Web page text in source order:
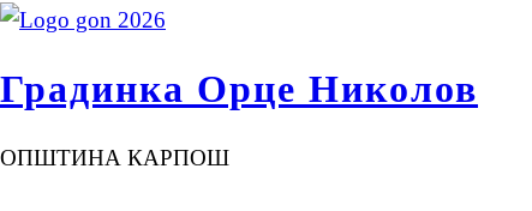
Градинка Орце Николов
ОПШТИНА КАРПОШ